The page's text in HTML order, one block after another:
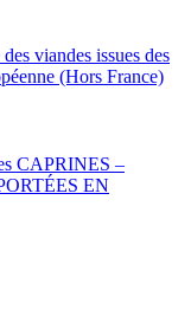
viandes issues des
(Hors France)
CAPRINES –
EN